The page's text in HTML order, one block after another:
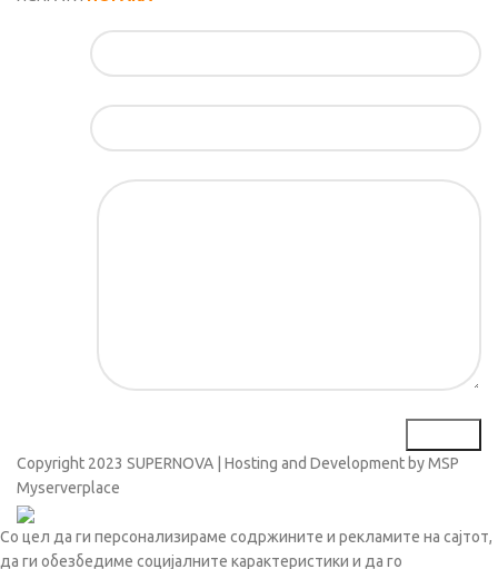
Copyright 2023 SUPERNOVA | Hosting and Development by MSP
Myserverplace
Со цел да ги персонализираме содржините и рекламите на сајтот,
да ги обезбедиме социјалните карактеристики и да го